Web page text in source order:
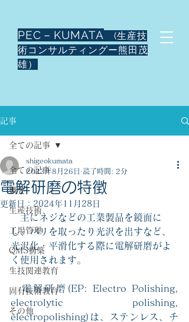
PEC－KUMATA
(生産技
術コンサルティングー熊田茂
雄）
記事
全ての記事
概要
生産技術
工場管理
QMS構築
生技関連教育
固有技術教育
その他
全ての記事
電解研磨の特徴
shigeokumata
2023年8月26日
読了時間: 2分
更新日： 2024年11月28日
主にネジなどの工業製品を鏡面に
し、バリを取ったり光沢を出すなど、
光沢化・平滑化する際に電解研磨がよ
く使用されます。
電解研磨(EP: Electro Polishing,
electrolytic polishing,
electropolishing)は、ステンレス、チ